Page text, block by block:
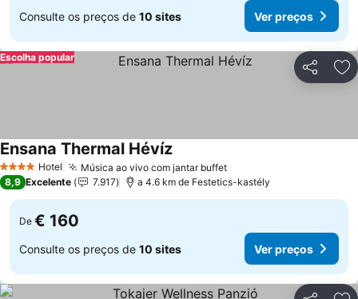
Consulte os preços de 10 sites Ver preços
Partilhar
Escolha popular
4 EstrelasHotel Música ao vivo com jantar buffet
Ensana Thermal Hévíz
8,9 Excelente 7.917 a 4.6 km de Festetics-kastély
De € 160
Consulte os preços de 10 sites Ver preços